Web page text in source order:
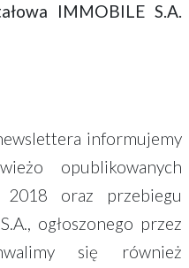
IMMOBILE S.A.
informujemy
opublikowanych
oraz przebiegu
ogłoszonego przez
się również